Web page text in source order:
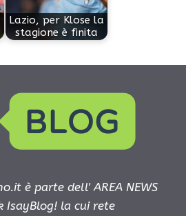
Lazio, per Klose la
stagione è finita
è parte dell' AREA NEWS
IsayBlog! la cui rete